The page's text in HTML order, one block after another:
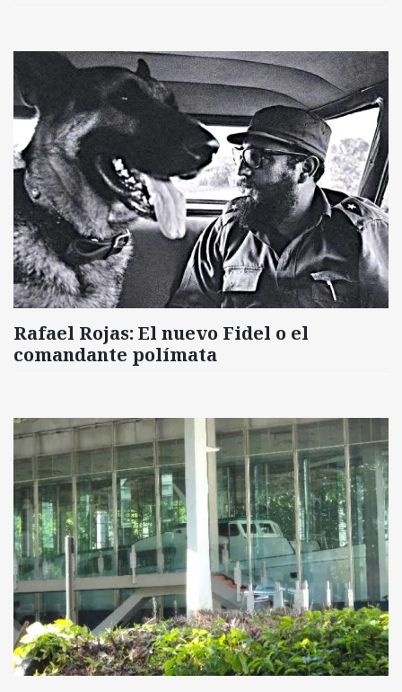
Rafael Rojas: El nuevo Fidel o el
comandante polímata